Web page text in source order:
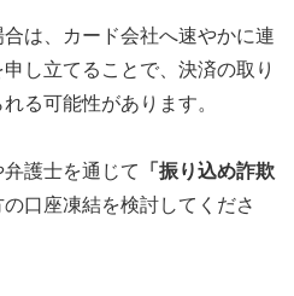
は、カード会社へ速やかに連
申し立てることで、決済の取り
る可能性があります。
護士を通じて
「振り込め詐欺
口座凍結を検討してくださ